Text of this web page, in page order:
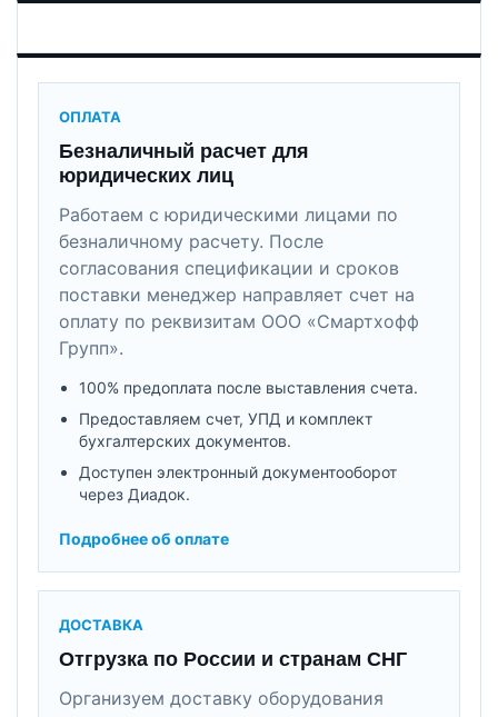
ОПЛАТА
Безналичный расчет для
юридических лиц
Работаем с юридическими лицами по
безналичному расчету. После
согласования спецификации и сроков
поставки менеджер направляет счет на
оплату по реквизитам ООО «Смартхофф
Групп».
100% предоплата после выставления счета.
Предоставляем счет, УПД и комплект
бухгалтерских документов.
Доступен электронный документооборот
через Диадок.
Подробнее об оплате
ДОСТАВКА
Отгрузка по России и странам СНГ
Организуем доставку оборудования